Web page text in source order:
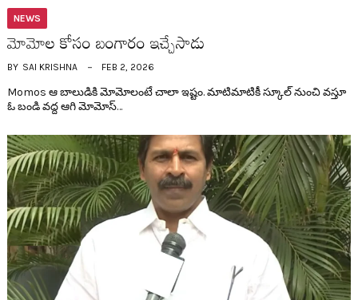
NEWS
మోమోల కోసం బంగారం ఇచ్చేసాడు
BY SAI KRISHNA FEB 2, 2026
Momos ఆ బాలుడికి మోమోలంటే చాలా ఇష్టం. మాటిమాటికీ స్కూల్ నుంచి వ‌స్తూ
ఓ బండి వ‌ద్ద ఆగి మోమోస్…